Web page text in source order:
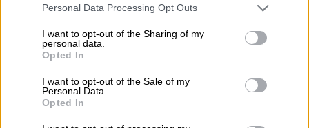
Please note that this website/app uses one or more Google
not limited to your visit or usage behaviour. You may click to
grant or deny consent to Google and its third-party tags to
use your data for below specified purposes in below Google
consent section.
Personal Data Processing Opt Outs
I want to opt-out of the Sharing of my
personal data.
Opted In
I want to opt-out of the Sale of my
Personal Data.
Opted In
Οι σοκαριστικές καταγγελίες έρευνας του
BBC και οι απαντήσεις της ΕΛΑΣ